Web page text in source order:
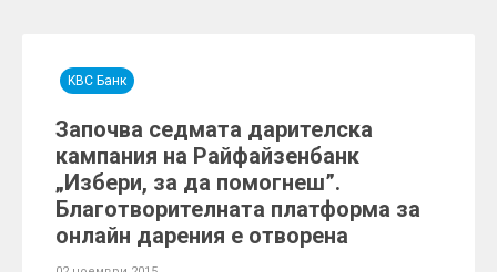
KBC Банк
Започва седмата дарителска
кампания на Райфайзенбанк
„Избери, за да помогнеш”.
Благотворителната платформа за
онлайн дарения е отворена